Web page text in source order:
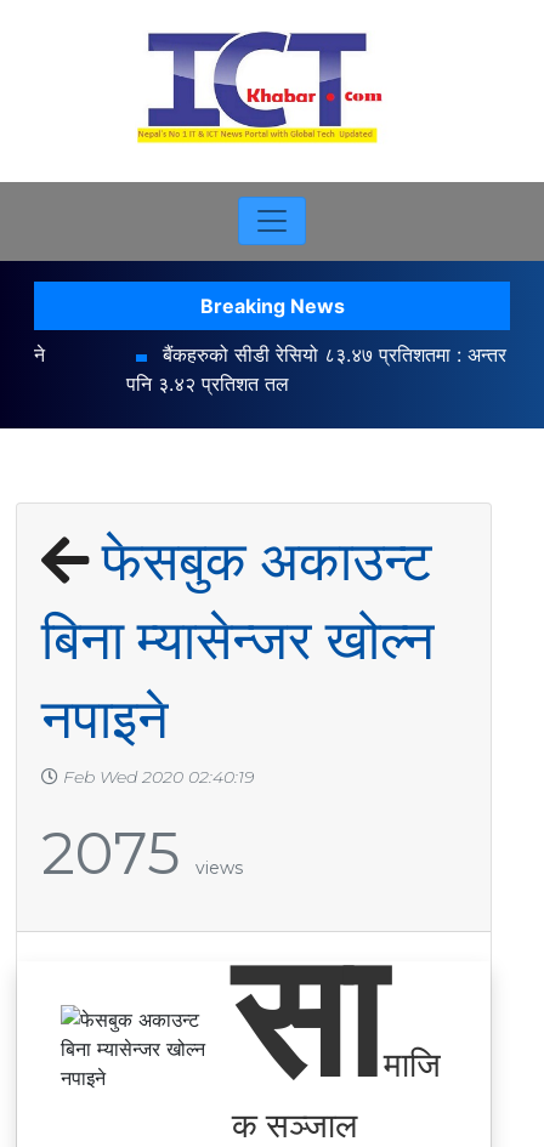
Breaking News
बैंकहरुको सीडी रेसियो ८३.४७ प्रतिशतमा : अन्तर बैंक ब्याजदर
पनि ३.४२ प्रतिशत तल
फेसबुक अकाउन्ट
बिना म्यासेन्जर खोल्न
नपाइने
Feb Wed 2020 02:40:19
2075 views
सामाजि
क सञ्जाल